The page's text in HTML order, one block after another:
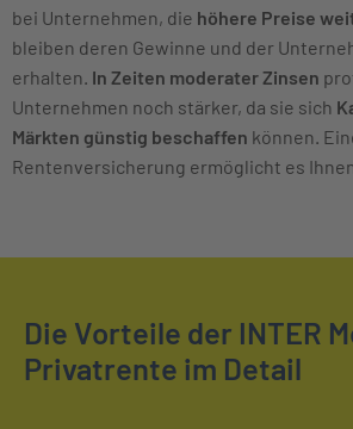
bei Unternehmen, die höhere Preise
bleiben deren Gewinne und der
erhalten. In Zeiten moderater Zinsen
Unternehmen noch stärker, da sie sich
Märkten günstig beschaffen können.
Rentenversicherung ermöglicht es
Die Vorteile der INTER
Privatrente im Detail